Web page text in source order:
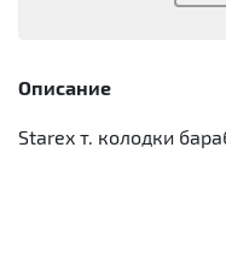
Описание
Starex т. колодки